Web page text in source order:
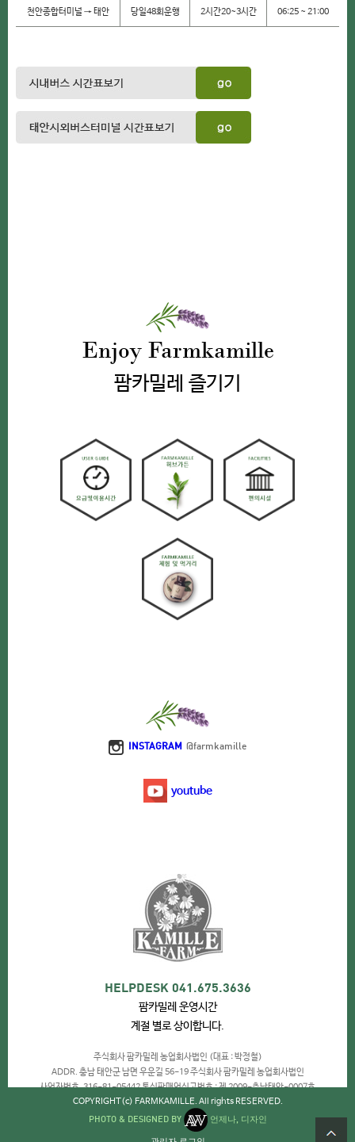
천안종합터미널 → 태안 당일48회운행 2시간20~3시간 06:25 ~ 21:00
Enjoy Farmkamille
팜카밀레 즐기기
INSTAGRAM @farmkamille
youtube
HELPDESK 041.675.3636
팜카밀레 운영시간
계절 별로 상이합니다.
주식회사 팜카밀레 농업회사법인 (대표 : 박정철)
ADDR. 충남 태안군 남면 우운길 56-19 주식회사 팜카밀레 농업회사법인
사업자번호. 316-81-05442 통신판매업신고번호 : 제 2009-충남태안-0007호
COPYRIGHT(c) FARMKAMILLE. All rights RESERVED.
PHOTO & DESIGNED BY
언제나, 디자인